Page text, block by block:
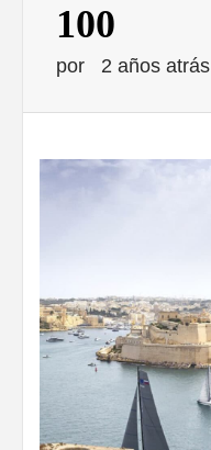
100
por 2 años atrás